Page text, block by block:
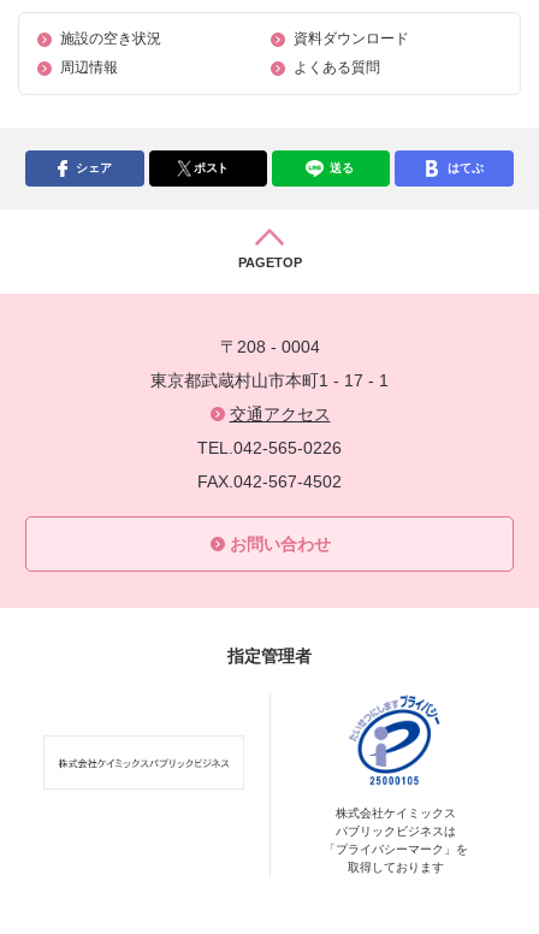
施設の空き状況
資料ダウンロード
周辺情報
よくある質問
シェア ポスト 送る はてぶ
PAGETOP
〒208 - 0004
東京都武蔵村山市本町1 - 17 - 1
交通アクセス
TEL.042-565-0226
FAX.042-567-4502
お問い合わせ
指定管理者
株式会社ケイミックス
パブリックビジネスは
「プライバシーマーク」を
取得しております